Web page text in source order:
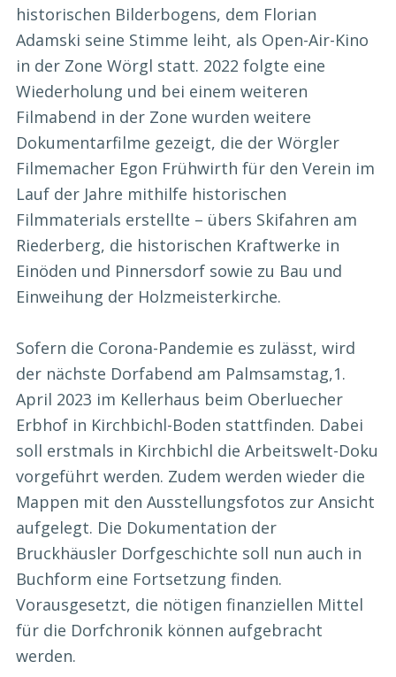
historischen Bilderbogens, dem Florian
Adamski seine Stimme leiht, als Open-Air-Kino
in der Zone Wörgl statt. 2022 folgte eine
Wiederholung und bei einem weiteren
Filmabend in der Zone wurden weitere
Dokumentarfilme gezeigt, die der Wörgler
Filmemacher Egon Frühwirth für den Verein im
Lauf der Jahre mithilfe historischen
Filmmaterials erstellte – übers Skifahren am
Riederberg, die historischen Kraftwerke in
Einöden und Pinnersdorf sowie zu Bau und
Einweihung der Holzmeisterkirche.
Sofern die Corona-Pandemie es zulässt, wird
der nächste Dorfabend am Palmsamstag,1.
April 2023 im Kellerhaus beim Oberluecher
Erbhof in Kirchbichl-Boden stattfinden. Dabei
soll erstmals in Kirchbichl die Arbeitswelt-Doku
vorgeführt werden. Zudem werden wieder die
Mappen mit den Ausstellungsfotos zur Ansicht
aufgelegt. Die Dokumentation der
Bruckhäusler Dorfgeschichte soll nun auch in
Buchform eine Fortsetzung finden.
Vorausgesetzt, die nötigen finanziellen Mittel
für die Dorfchronik können aufgebracht
werden.